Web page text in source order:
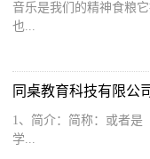
音乐是我们的精神食粮
也...
同桌教育科技有限公
1、简介：简称：或者是
学...